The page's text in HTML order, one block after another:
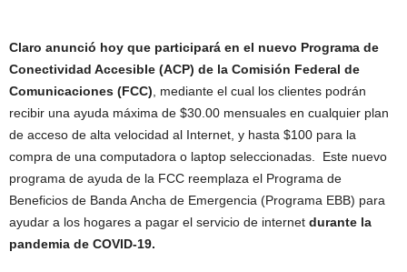
Claro anunció hoy que participará en el nuevo Programa de
Conectividad Accesible (ACP) de la Comisión Federal de
Comunicaciones (FCC) , mediante el cual los clientes podrán
recibir una ayuda máxima de $30.00 mensuales en cualquier plan
de acceso de alta velocidad al Internet, y hasta $100 para la
compra de una computadora o laptop seleccionadas. Este nuevo
programa de ayuda de la FCC reemplaza el Programa de
Beneficios de Banda Ancha de Emergencia (Programa EBB) para
ayudar a los hogares a pagar el servicio de internet durante la
pandemia de COVID-19.